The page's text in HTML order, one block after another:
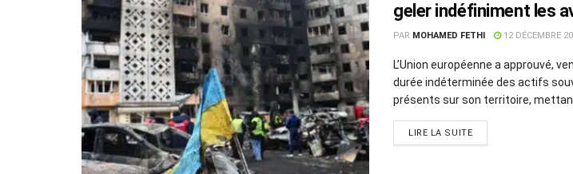
geler indéfiniment les
souverains russes
PAR MOHAMED FETHI 12 DÉCEMBRE
L’Union européenne a approuvé,
durée indéterminée des actifs
présents sur son territoire, mettant
LIRE LA SUITE